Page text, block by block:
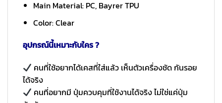
Main Material: PC, Bayrer TPU
Color: Clear
อุปกรณ์นี้เหมาะกับใคร ?
คนที่ใช้อยากได้เคสที่ใส่แล้ว เห็นตัวเครื่องชัด กันรอย
ได้จริง
คนที่อยากมี ปุ่มควบคุมที่ใช้งานได้จริง ไม่ใช่แค่ปุ่ม